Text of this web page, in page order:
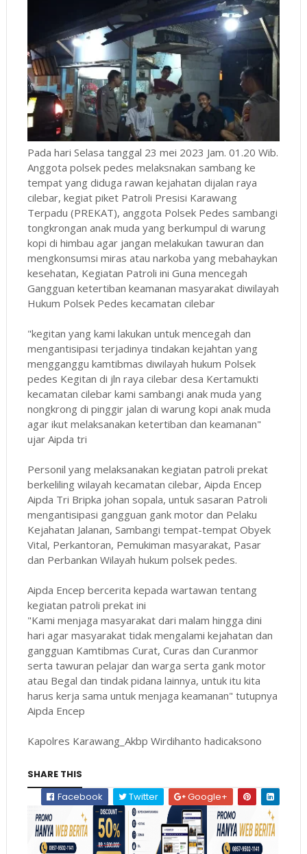
Pada hari Selasa tanggal 23 mei 2023 Jam. 01.20 Wib.
Anggota polsek pedes melaksnakan sambang ke
tempat yang diduga rawan kejahatan dijalan raya
cilebar, kegiat piket Patroli Presisi Karawang
Terpadu (PREKAT), anggota Polsek Pedes sambangi
tongkrongan anak muda yang berkumpul di warung
kopi di himbau agar jangan melakukan tawuran dan
mengkonsumsi miras atau narkoba yang mebahaykan
kesehatan, Kegiatan Patroli ini Guna mencegah
Gangguan ketertiban keamanan masyarakat diwilayah
Hukum Polsek Pedes kecamatan cilebar
"kegitan yang kami lakukan untuk mencegah dan
mengantisipasi terjadinya tindakan kejahtan yang
mengganggu kamtibmas diwilayah hukum Polsek
pedes Kegitan di jln raya cilebar desa Kertamukti
kecamatan cilebar kami sambangi anak muda yang
nongkrong di pinggir jalan di warung kopi anak muda
agar ikut melaksanakan ketertiban dan keamanan"
ujar Aipda tri
Personil yang melaksanakan kegiatan patroli prekat
berkeliling wilayah kecamatan cilebar, Aipda Encep
Aipda Tri Bripka johan sopala, untuk sasaran Patroli
mengantisipasi gangguan gank motor dan Pelaku
Kejahatan Jalanan, Sambangi tempat-tempat Obyek
Vital, Perkantoran, Pemukiman masyarakat, Pasar
dan Perbankan Wilayah hukum polsek pedes.
Aipda Encep bercerita kepada wartawan tentang
kegiatan patroli prekat ini
"Kami menjaga masyarakat dari malam hingga dini
hari agar masyarakat tidak mengalami kejahatan dan
gangguan Kamtibmas Curat, Curas dan Curanmor
serta tawuran pelajar dan warga serta gank motor
atau Begal dan tindak pidana lainnya, untuk itu kita
harus kerja sama untuk menjaga keamanan" tutupnya
Aipda Encep
Kapolres Karawang_Akbp Wirdihanto hadicaksono
SHARE THIS
Facebook
Twitter Google+